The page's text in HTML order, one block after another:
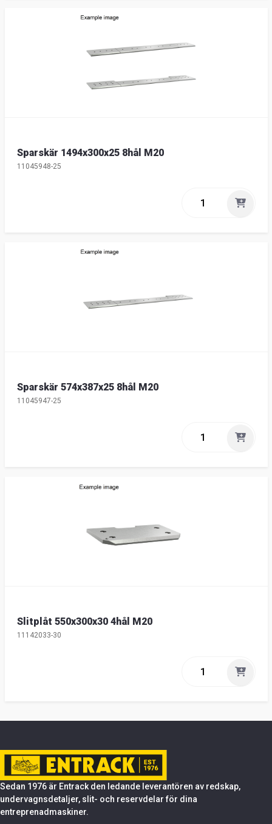
Sparskär 1494x300x25 8hål M20
11045948-25
Sparskär 574x387x25 8hål M20
11045947-25
Slitplåt 550x300x30 4hål M20
11142033-30
Sedan 1976 är Entrack den ledande leverantören av redskap,
undervagnsdetaljer, slit- och reservdelar för dina
entreprenadmaskiner.